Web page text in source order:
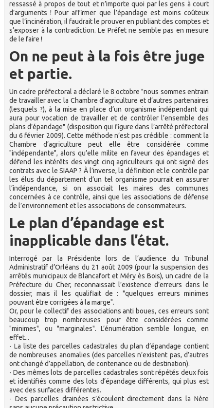
ressassé à propos de tout et n’importe quoi par les gens à court
d’arguments ! Pour affirmer que l’épandage est moins coûteux
que l’incinération, il faudrait le prouver en publiant des comptes et
s’exposer à la contradiction. Le Préfet ne semble pas en mesure
de le faire !
On ne peut à la fois être juge
et partie.
Un cadre préfectoral a déclaré le 8 octobre "nous sommes entrain
de travailler avec la Chambre d’agriculture et d’autres partenaires
(lesquels ?), à la mise en place d’un organisme indépendant qui
aura pour vocation de travailler et de contrôler l’ensemble des
plans d’épandage" (disposition qui figure dans l’arrêté préfectoral
du 6 février 2009). Cette méthode n’est pas crédible : comment la
Chambre d’agriculture peut elle être considérée comme
"indépendante", alors qu’elle milite en faveur des épandages et
défend les intérêts des vingt cinq agriculteurs qui ont signé des
contrats avec le SIAAP ? À l’inverse, la définition et le contrôle par
les élus du département d’un tel organisme pourrait en assurer
l’indépendance, si on associait les maires des communes
concernées à ce contrôle, ainsi que les associations de défense
de l’environnement et les associations de consommateurs.
Le plan d’épandage est
inapplicable dans l’état.
Interrogé par la Présidente lors de l’audience du Tribunal
Administratif d’Orléans du 21 août 2009 (pour la suspension des
arrêtés municipaux de Blancafort et Méry ès Bois), un cadre de la
Préfecture du Cher, reconnaissait l’existence d’erreurs dans le
dossier, mais il les qualifiait de : "quelques erreurs minimes
pouvant être corrigées à la marge".
Or, pour le collectif des associations anti boues, ces erreurs sont
beaucoup trop nombreuses pour être considérées comme
"minimes", ou "marginales". L’énumération semble longue, en
effet...
- La liste des parcelles cadastrales du plan d’épandage contient
de nombreuses anomalies (des parcelles n’existent pas, d’autres
ont changé d’appellation, de contenance ou de destination).
- Des mêmes lots de parcelles cadastrales sont répétés deux fois
et identifiés comme des lots d’épandage différents, qui plus est
avec des surfaces différentes.
- Des parcelles drainées s’écoulent directement dans la Nère